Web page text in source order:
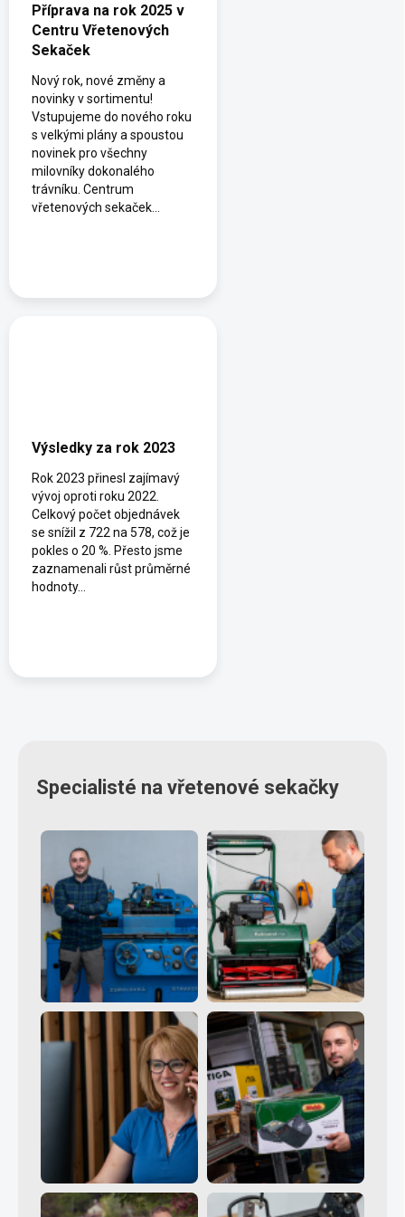
Příprava na rok 2025 v
Centru Vřetenových
Sekaček
Nový rok, nové změny a
novinky v sortimentu!
Vstupujeme do nového roku
s velkými plány a spoustou
novinek pro všechny
milovníky dokonalého
trávníku. Centrum
vřetenových sekaček...
Výsledky za rok 2023
Rok 2023 přinesl zajímavý
vývoj oproti roku 2022.
Celkový počet objednávek
se snížil z 722 na 578, což je
pokles o 20 %. Přesto jsme
zaznamenali růst průměrné
hodnoty...
Specialisté na vřetenové sekačky